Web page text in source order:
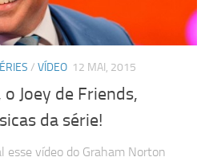
/ VÍDEO 12 MAI, 2015
Joey de Friends,
da série!
esse vídeo do Graham Norton